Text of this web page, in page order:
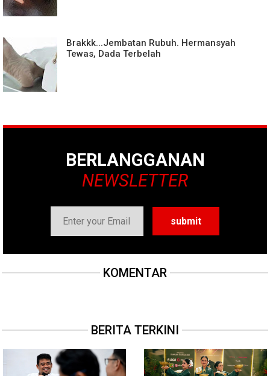
Brakkk...Jembatan Rubuh. Hermansyah
Tewas, Dada Terbelah
BERLANGGANAN
NEWSLETTER
KOMENTAR
BERITA TERKINI